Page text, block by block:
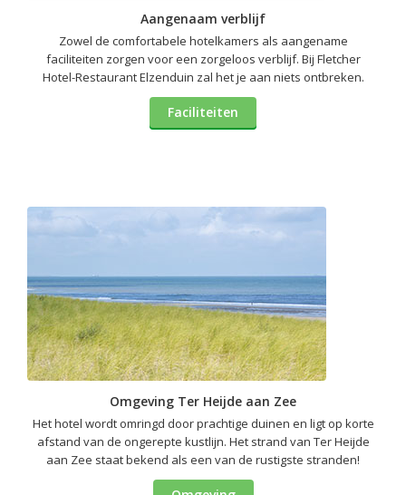
Aangenaam verblijf
Zowel de comfortabele hotelkamers als aangename
faciliteiten zorgen voor een zorgeloos verblijf. Bij Fletcher
Hotel-Restaurant Elzenduin zal het je aan niets ontbreken.
Faciliteiten
Omgeving Ter Heijde aan Zee
Het hotel wordt omringd door prachtige duinen en ligt op korte
afstand van de ongerepte kustlijn. Het strand van Ter Heijde
aan Zee staat bekend als een van de rustigste stranden!